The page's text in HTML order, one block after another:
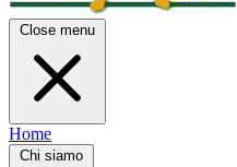
Close menu
Home
Chi siamo